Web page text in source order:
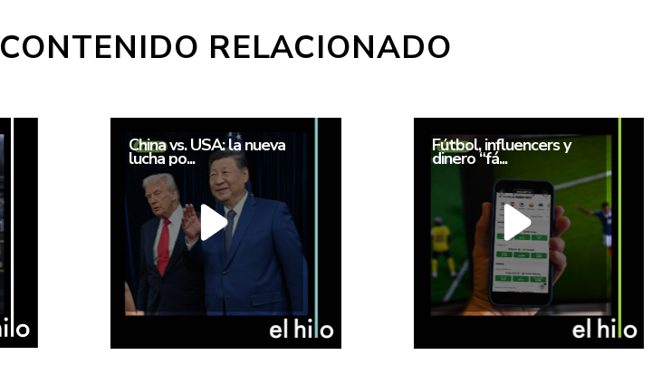
CONTENIDO RELACIONADO
China vs. USA: la nueva
lucha po...
Fútbol, influencers y
dinero “fá...